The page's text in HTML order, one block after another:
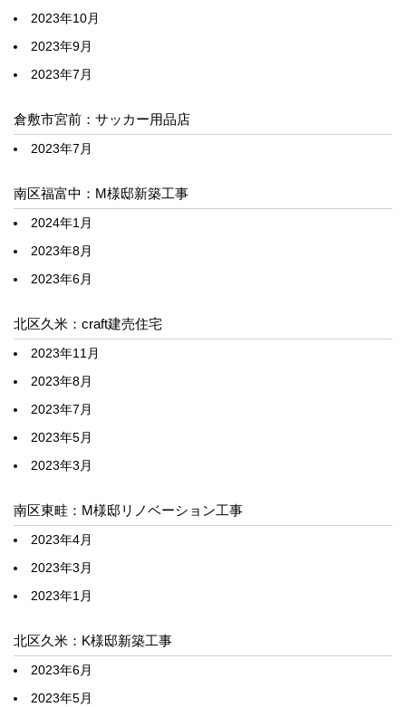
2023年10月
2023年9月
2023年7月
倉敷市宮前：サッカー用品店
2023年7月
南区福富中：M様邸新築工事
2024年1月
2023年8月
2023年6月
北区久米：craft建売住宅
2023年11月
2023年8月
2023年7月
2023年5月
2023年3月
南区東畦：M様邸リノベーション工事
2023年4月
2023年3月
2023年1月
北区久米：K様邸新築工事
2023年6月
2023年5月